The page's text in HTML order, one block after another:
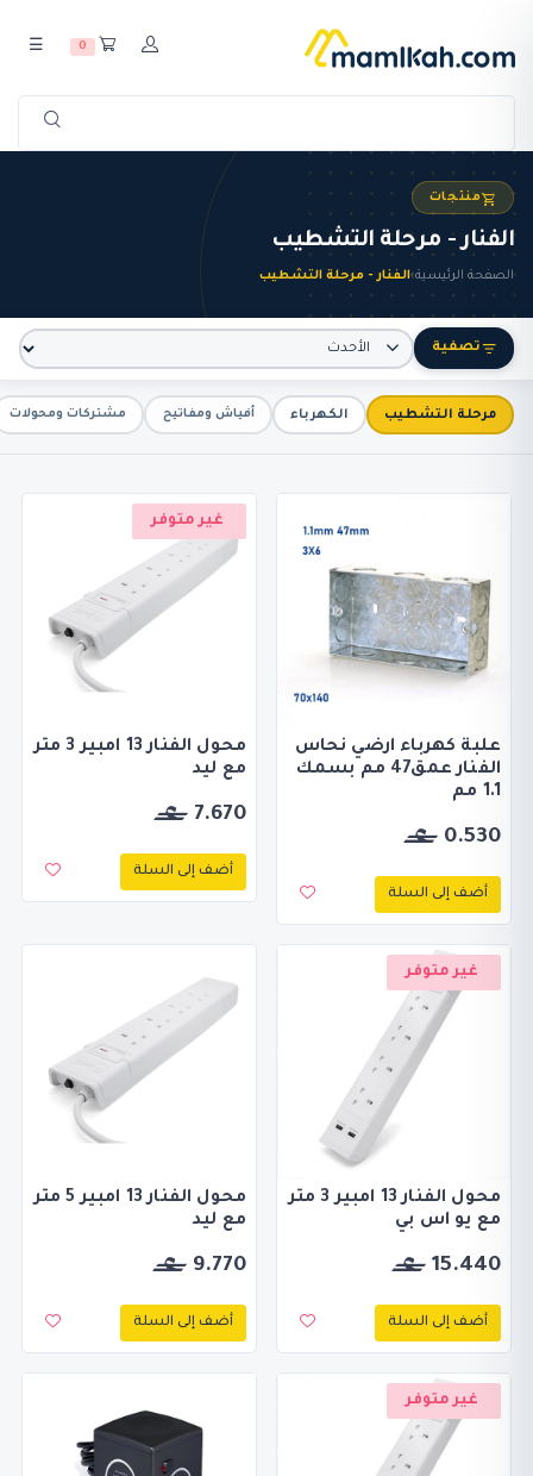
0
☰
منتجات
الفنار - مرحلة التشطيب
الصفحة الرئيسية›الفنار - مرحلة التشطيب
تصفية
مرحلة التشطيب الكهرباء أفياش ومفاتيح مشتركات ومحولات
علبة كهرباء ارضي نحاس
الفنار عمق47 مم بسمك
1.1 مم
0.530
أضف إلى السلة
غير متوفر
محول الفنار 13 امبير 3 متر
مع ليد
7.670
أضف إلى السلة
غير متوفر
محول الفنار 13 امبير 3 متر
مع يو اس بي
15.440
أضف إلى السلة
محول الفنار 13 امبير 5 متر
مع ليد
9.770
أضف إلى السلة
غير متوفر